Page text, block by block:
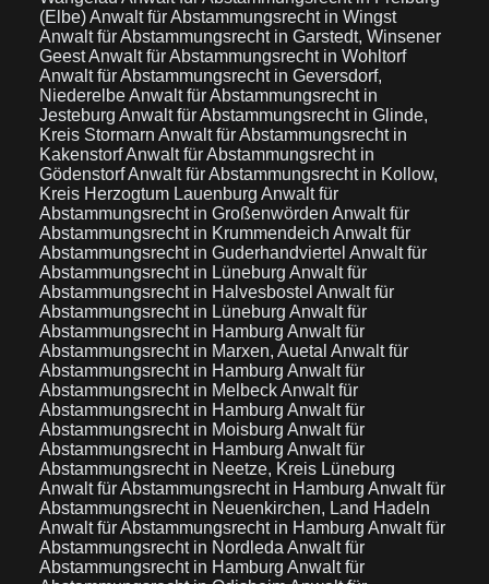
(Elbe)Anwalt für Abstammungsrecht in Wingst
Anwalt für Abstammungsrecht in Garstedt, Winsener
GeestAnwalt für Abstammungsrecht in Wohltorf
Anwalt für Abstammungsrecht in Geversdorf,
NiederelbeAnwalt für Abstammungsrecht in
Jesteburg Anwalt für Abstammungsrecht in Glinde,
Kreis Stormarn Anwalt für Abstammungsrecht in
KakenstorfAnwalt für Abstammungsrecht in
GödenstorfAnwalt für Abstammungsrecht in Kollow,
Kreis Herzogtum Lauenburg Anwalt für
Abstammungsrecht in Großenwörden Anwalt für
Abstammungsrecht in Krummendeich Anwalt für
Abstammungsrecht in Guderhandviertel Anwalt für
Abstammungsrecht in Lüneburg Anwalt für
Abstammungsrecht in Halvesbostel Anwalt für
Abstammungsrecht in Lüneburg Anwalt für
Abstammungsrecht in Hamburg Anwalt für
Abstammungsrecht in Marxen, Auetal Anwalt für
Abstammungsrecht in Hamburg Anwalt für
Abstammungsrecht in MelbeckAnwalt für
Abstammungsrecht in Hamburg Anwalt für
Abstammungsrecht in Moisburg Anwalt für
Abstammungsrecht in Hamburg Anwalt für
Abstammungsrecht in Neetze, Kreis Lüneburg
Anwalt für Abstammungsrecht in Hamburg Anwalt für
Abstammungsrecht in Neuenkirchen, Land Hadeln
Anwalt für Abstammungsrecht in Hamburg Anwalt für
Abstammungsrecht in Nordleda Anwalt für
Abstammungsrecht in Hamburg Anwalt für